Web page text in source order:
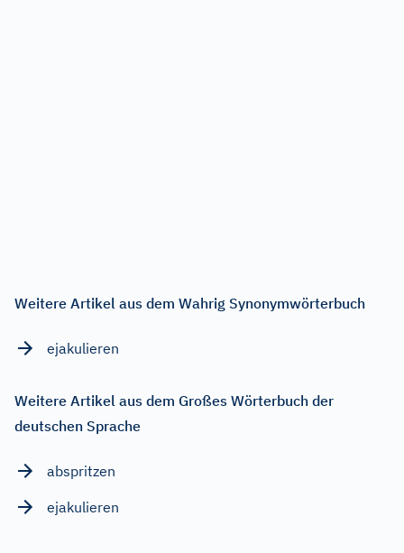
Weitere Artikel aus dem Wahrig Synonymwörterbuch
ejakulieren
Weitere Artikel aus dem Großes Wörterbuch der
deutschen Sprache
abspritzen
ejakulieren